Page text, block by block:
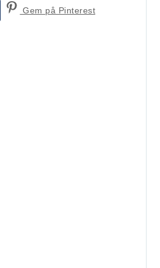
Gem på Pinterest